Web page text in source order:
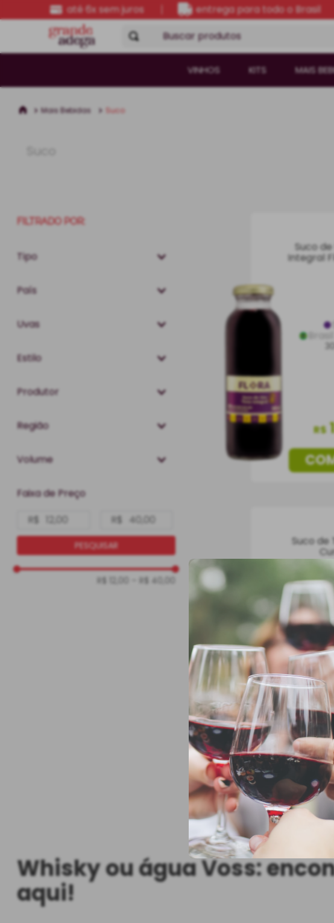
até 6x sem juros entrega para todo o Brasil
Buscar produtos
VINHOS KITS MAIS
Mais Bebidas Suco
FILTRADO POR:
Tipo
País
Espanha
Uvas
Bordô
Estilo
Produtor
Flora
Região
Caxias do Sul
Volume
1 l
Faixa de Preço
R$
R$
PESQUISAR
R$ 12,00 R$ 40,00
Suco
Integral
Brasil
R$
Suco de
Whiskyouágua Voss:
aqui!